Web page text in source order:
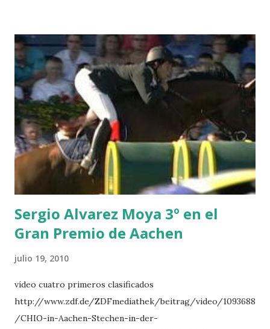
POWER - MILLAR 5 ARMANIE -VOORN 6 QUERLYBET
HERO -LEJAUNE 7 MO CHROI - O’BRIEN 8 CARMENA Z -
BREEN 9 JALLA DE GAVIERE -RAMZY AL DUHAMI 10
NOVEL -PHILIPPAERTS 3 triple 1 LATE NIGHT -LEVY 2 K
CLUB LADY -O’CONNOR 3 QUICK STUDY - HOUGH 4
LORENZO -AHLMANN 5 L’ESPOIR -GULLIKSEN 6
TOPINAMBOUR -LEPREVOST 7 WISCONSIN 111 -MOYA 8
INTERTOY Z - BRASH 9 HERALD –CORDON 10 SELDANA
DI CAMPALTO -SHARBATLY Vuelta Triunfal... el ganador
del Gran Premio en su vuelta de honor
Sergio Alvarez Moya 3º en el
Gran Premio de Aachen
julio 19, 2010
vídeo cuatro primeros clasificados
http://www.zdf.de/ZDFmediathek/beitrag/video/1093688
/CHIO-in-Aachen-Stechen-in-der-